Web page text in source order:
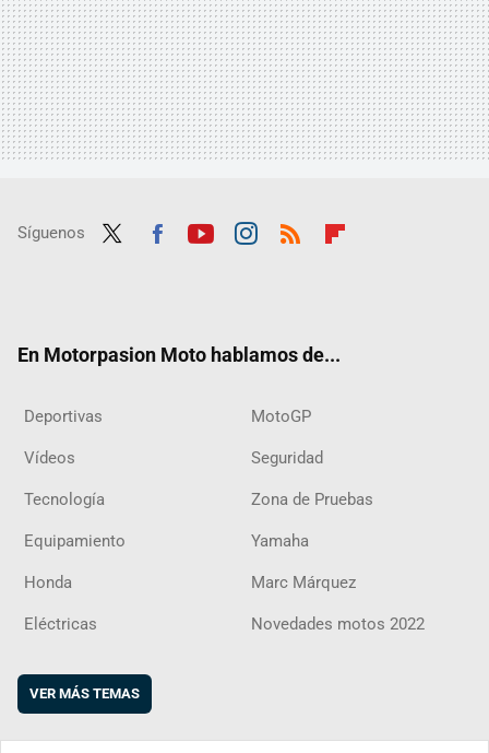
Síguenos
En Motorpasion Moto hablamos de...
Deportivas MotoGP
Vídeos Seguridad
Tecnología Zona de Pruebas
Equipamiento Yamaha
Honda Marc Márquez
Eléctricas Novedades motos 2022
VER MÁS TEMAS